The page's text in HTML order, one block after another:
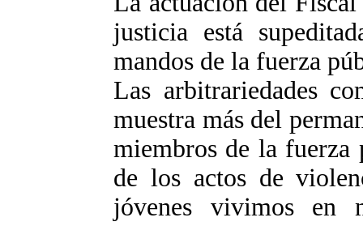
justicia está
mandos de la fuerza
Las arbitrariedades
muestra más del
miembros de la fuerza
de los actos de
jóvenes vivimos en